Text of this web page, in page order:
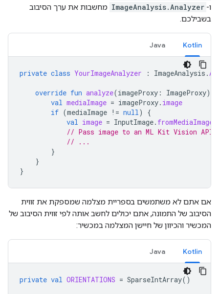
ו- ImageAnalysis.Analyzer מחשבות את ערך הסיבוב
בשבילכם.
Kotlin
Java
private class YourImageAnalyzer : ImageAnalysis .
override fun analyze(imageProxy : ImageProxy)
val mediaImage = imageProxy. image
if (mediaImage != null)
{
val image = InputImage. fromMediaImage
// Pass image to an ML Kit Vision API
// ...
}
}
}
אם אתם לא משתמשים בספריית מצלמה שמספקת את זווית
הסיבוב של התמונה, אתם יכולים לחשב אותה לפי זווית הסיבוב של
המכשיר והכיוון של חיישן המצלמה במכשיר:
Kotlin
Java
private val ORIENTATIONS = SparseIntArray()